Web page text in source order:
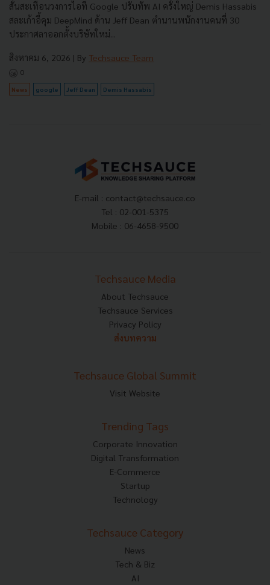
สั่นสะเทือนวงการไอที Google ปรับทัพ AI ครั้งใหญ่ Demis Hassabis
สละเก้าอี้คุม DeepMind ด้าน Jeff Dean ตำนานพนักงานคนที่ 30
ประกาศลาออกตั้งบริษัทใหม่...
สิงหาคม 6, 2026 | By Techsauce Team
0
News google Jeff Dean Demis Hassabis
E-mail : contact@techsauce.co
Tel : 02-001-5375
Mobile : 06-4658-9500
Techsauce Media
About Techsauce
Techsauce Services
Privacy Policy
ส่งบทความ
Techsauce Global Summit
Visit Website
Trending Tags
Corporate Innovation
Digital Transformation
E-Commerce
Startup
Technology
Techsauce Category
News
Tech & Biz
AI